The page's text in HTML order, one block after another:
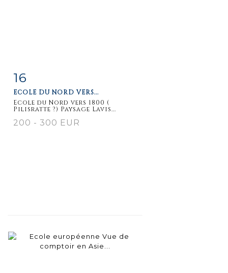
16
ECOLE DU NORD VERS...
Ecole du Nord vers 1800 (
Pilisratte ?) Paysage Lavis...
200 - 300 EUR